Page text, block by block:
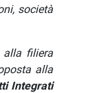
società
alla filiera
alla
Integrati